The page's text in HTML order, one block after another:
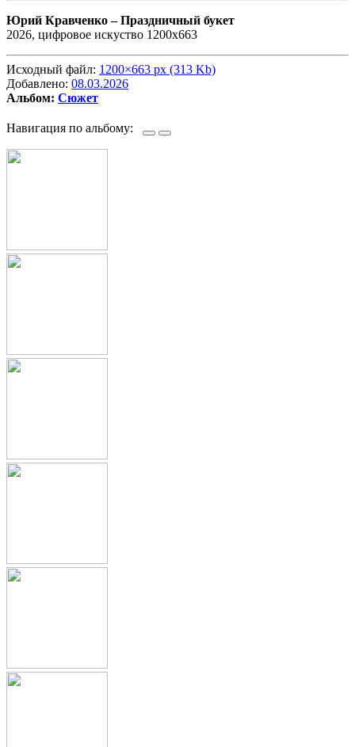
Юрий Кравченко –Праздничный букет
2026, цифровое искуство 1200х663
Исходный файл: 1200×663 px (313 Kb)
Добавлено: 08.03.2026
Альбом: Сюжет
Навигация по альбому: